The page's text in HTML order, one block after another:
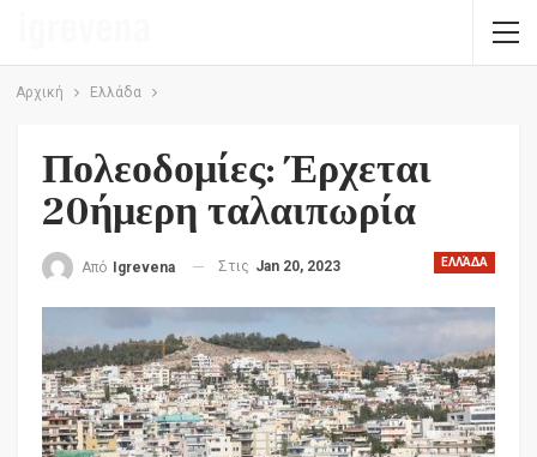
Αρχική Ελλάδα
Πολεοδομίες: Έρχεται
20ήμερη ταλαιπωρία
ΕΛΛΆΔΑ
Από Igrevena Στις Jan 20, 2023